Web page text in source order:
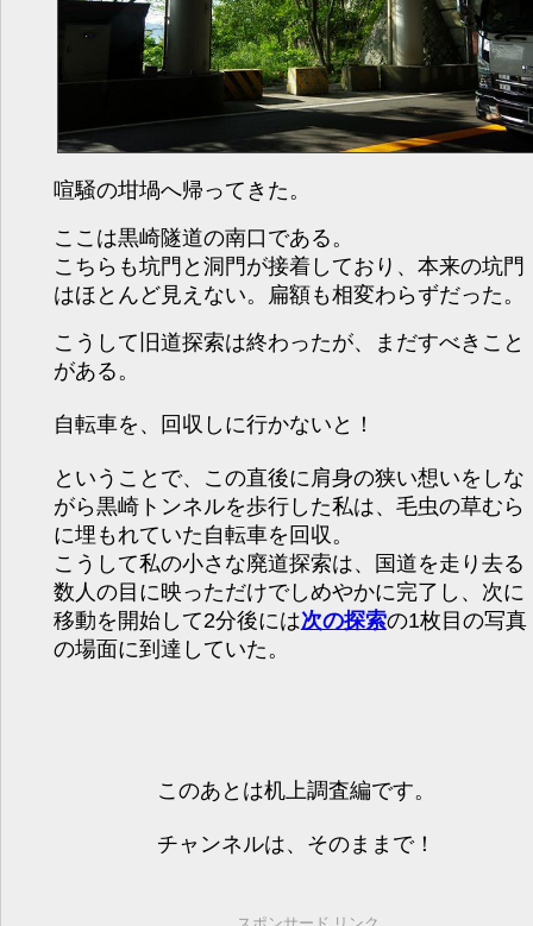
喧騒の坩堝へ帰ってきた。
ここは黒崎隧道の南口である。
こちらも坑門と洞門が接着しており、本来の坑門
はほとんど見えない。扁額も相変わらずだった。
こうして旧道探索は終わったが、まだすべきこと
がある。
自転車を、回収しに行かないと！
ということで、この直後に肩身の狭い想いをしな
がら黒崎トンネルを歩行した私は、毛虫の草むら
に埋もれていた自転車を回収。
こうして私の小さな廃道探索は、国道を走り去る
数人の目に映っただけでしめやかに完了し、次に
移動を開始して2分後には次の探索の1枚目の写真
の場面に到達していた。
このあとは机上調査編です。
チャンネルは、そのままで！